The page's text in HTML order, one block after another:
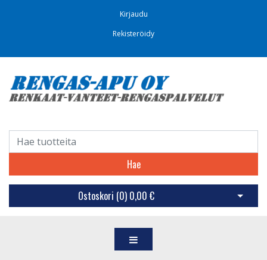
Kirjaudu
Rekisteröidy
Hae
Ostoskori (0) 0,00 € Avaa